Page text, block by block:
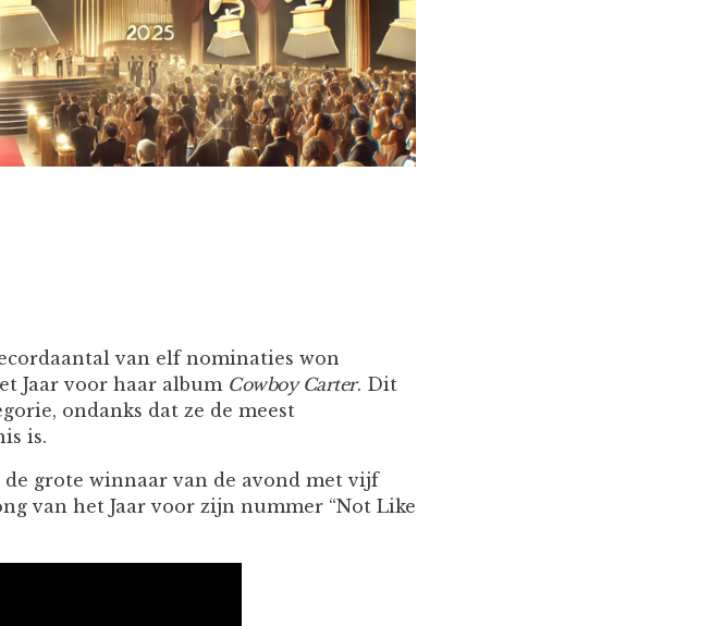
van elf nominaties won
Jaar voor haar album Cowboy Carter. Dit
ondanks dat ze de meest
is.
de grote winnaar van de avond met vijf
van het Jaar voor zijn nummer “Not Like